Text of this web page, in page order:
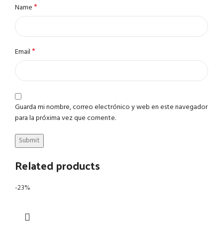
Name*
Email*
Guarda mi nombre, correo electrónico y web en este navegador
para la próxima vez que comente.
Related products
-23%